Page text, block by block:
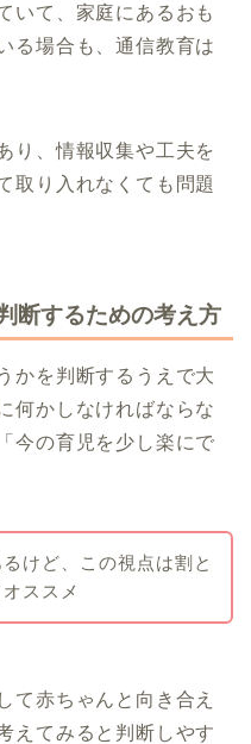
いて、家庭にあるおも
る場合も、通信教育は
り、情報収集や工夫を
取り入れなくても問題
断するための考え方
かを判断するうえで大
何かしなければならな
今の育児を少し楽にで
けど、この視点は割と
ススメ
て赤ちゃんと向き合え
えてみると判断しやす